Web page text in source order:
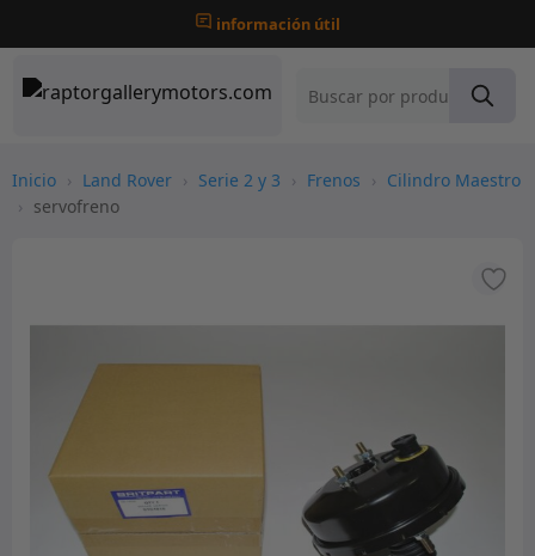
información útil
Inicio › Land Rover › Serie 2 y 3 › Frenos › Cilindro Maestro
› servofreno